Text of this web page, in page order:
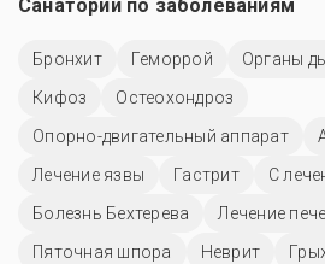
Санатории по заболеваниям
Бронхит Геморрой Органы
Кифоз
Остеохондроз
Опорно-двигательный аппарат
Лечение язвы
Гастрит
С
Болезнь Бехтерева
Лечение
Пяточная шпора
Неврит